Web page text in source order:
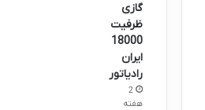
گازی
ظرفیت
18000
ایران
رادیاتور
2
هفته